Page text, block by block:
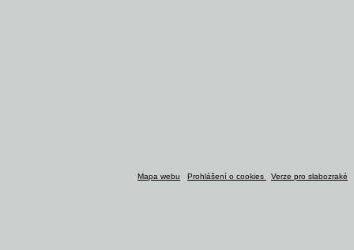
Mapa webu Prohlášení o cookies Verze pro slabozraké